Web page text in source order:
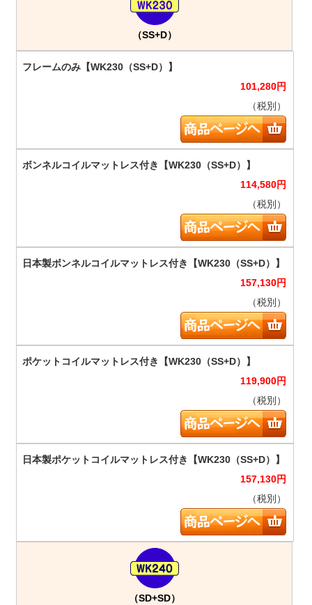
（SS+D）
101,280円
（税別）
114,580円
（税別）
157,130円
（税別）
119,900円
（税別）
157,130円
（税別）
（SD+SD）